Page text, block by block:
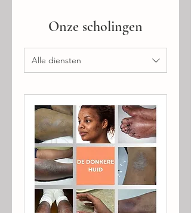
Onze scholingen
Alle diensten